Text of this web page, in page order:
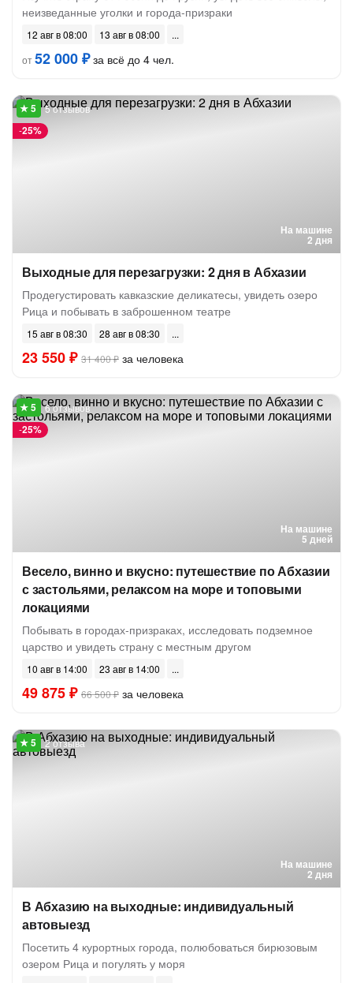
неизведанные уголки и города-призраки
12 авг в 08:00
13 авг в 08:00
от52 000 ₽за всё до 4 чел.
На машине
2 дня
-25%
5 отзывов
Выходные для перезагрузки: 2 дня в Абхазии
Продегустировать кавказские деликатесы, увидеть озеро
Рица и побывать в заброшенном театре
15 авг в 08:30 28 авг в 08:30
23 550 ₽ 31 400 ₽ за человека
На машине
5 дней
-25%
6 отзывов
Весело, винно и вкусно: путешествие по Абхазии
с застольями, релаксом на море и топовыми
локациями
Побывать в городах-призраках, исследовать подземное
царство и увидеть страну с местным другом
10 авг в 14:00 23 авг в 14:00
49 875 ₽ 66 500 ₽ за человека
На машине
2 дня
2 отзыва
В Абхазию на выходные: индивидуальный
автовыезд
Посетить 4 курортных города, полюбоваться бирюзовым
озером Рица и погулять у моря